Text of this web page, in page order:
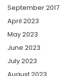
September 2017
April 2023
May 2023
June 2023
July 2023